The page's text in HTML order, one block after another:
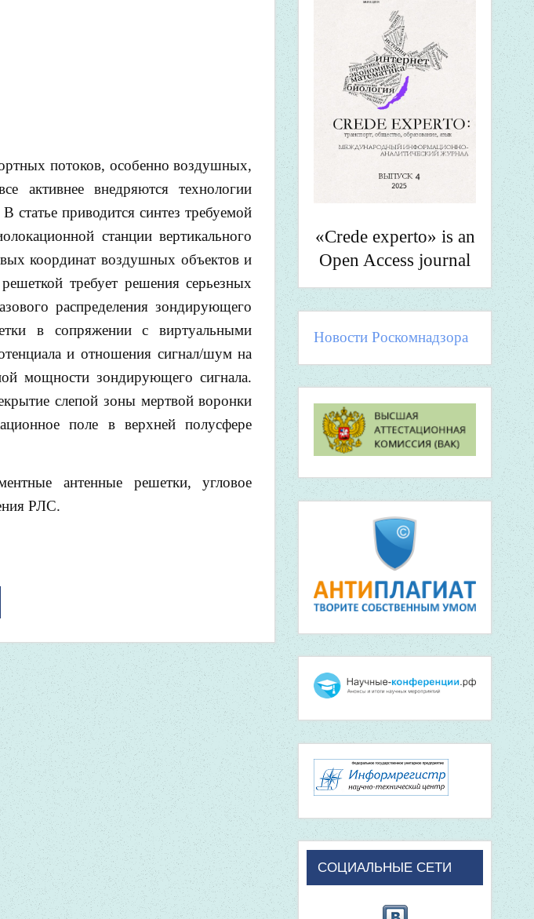
потоков, особенно воздушных,
активнее внедряются технологии
статье приводится синтез требуемой
станции вертикального
координат воздушных объектов и
требует решения серьезных
распределения зондирующего
в сопряжении с виртуальными
и отношения сигнал/шум на
мощности зондирующего сигнала.
слепой зоны мертвой воронки
поле в верхней полусфере
антенные решетки, угловое
РЛС.
«Crede experto» is an
Open Access journal
Новости Роскомнадзора
СОЦИАЛЬНЫЕ СЕТИ